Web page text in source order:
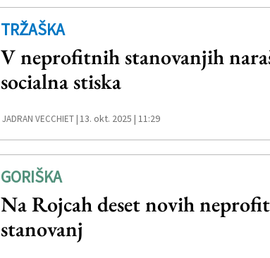
TRŽAŠKA
V neprofitnih stanovanjih
socialna stiska
JADRAN VECCHIET | 13. okt. 2025 | 11:29
GORIŠKA
Na Rojcah deset novih
stanovanj